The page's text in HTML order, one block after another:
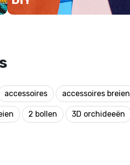
accessoires accessoires breien
2 bollen 3D orchideeën